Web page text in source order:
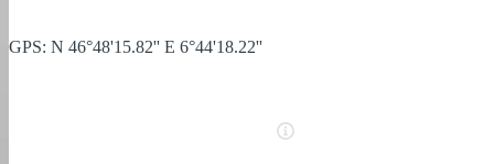
GPS: N 46°48'15.82'' E 6°44'18.22''